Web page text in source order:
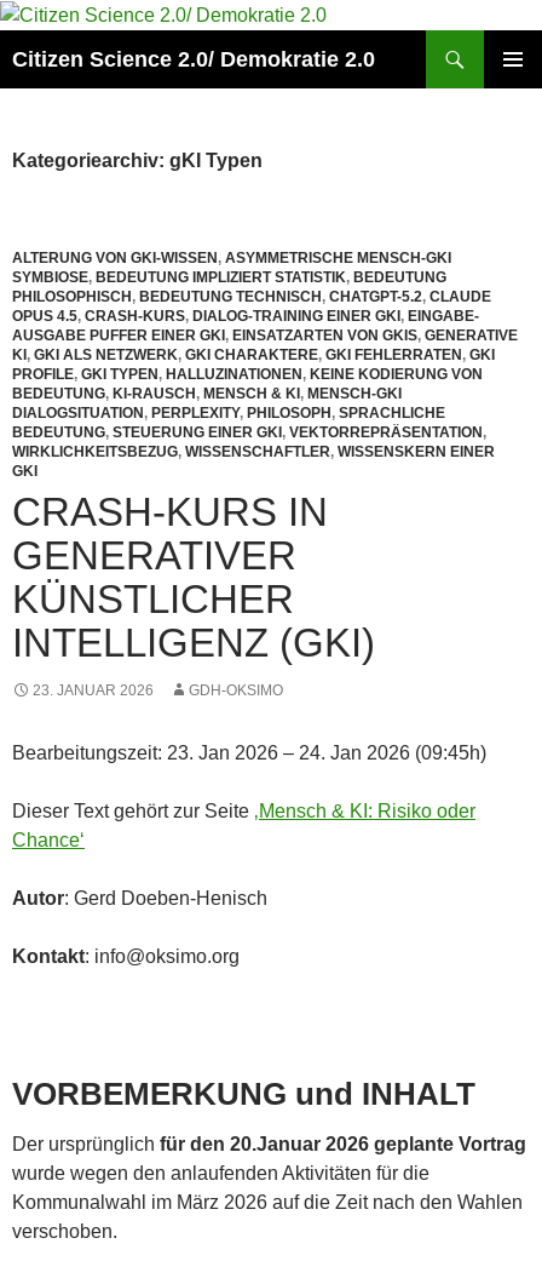
Zum
springen
Citizen Science 2.0/ Demokratie 2.0
Kategoriearchiv: gKI Typen
ALTERUNG VON GKI-WISSEN, ASYMMETRISCHE MENSCH-GKI
SYMBIOSE, BEDEUTUNG IMPLIZIERT STATISTIK, BEDEUTUNG
PHILOSOPHISCH, BEDEUTUNG TECHNISCH, CHATGPT-5.2, CLAUDE
OPUS 4.5, CRASH-KURS, DIALOG-TRAINING EINER GKI, EINGABE-
AUSGABE PUFFER EINER GKI, EINSATZARTEN VON GKIS, GENERATIVE
KI, GKI ALS NETZWERK, GKI CHARAKTERE, GKI FEHLERRATEN, GKI
PROFILE, GKI TYPEN, HALLUZINATIONEN, KEINE KODIERUNG VON
BEDEUTUNG, KI-RAUSCH, MENSCH & KI, MENSCH-GKI
DIALOGSITUATION, PERPLEXITY, PHILOSOPH, SPRACHLICHE
BEDEUTUNG, STEUERUNG EINER GKI, VEKTORREPRÄSENTATION,
WIRKLICHKEITSBEZUG, WISSENSCHAFTLER, WISSENSKERN EINER
GKI
CRASH-KURS IN
GENERATIVER
KÜNSTLICHER
INTELLIGENZ (GKI)
23. JANUAR 2026 GDH-OKSIMO
Bearbeitungszeit: 23. Jan 2026 – 24. Jan 2026 (09:45h)
Dieser Text gehört zur Seite ‚Mensch & KI: Risiko oder
Chance‘
Autor: Gerd Doeben-Henisch
Kontakt: info@oksimo.org
VORBEMERKUNG und INHALT
Der ursprünglich für den 20.Januar 2026 geplante Vortrag
wurde wegen den anlaufenden Aktivitäten für die
Kommunalwahl im März 2026 auf die Zeit nach den Wahlen
verschoben.